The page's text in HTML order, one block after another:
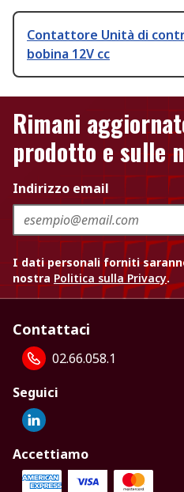
Contattore Unità di
bobina 12V cc
Rimani
prodotto e sulle
Indirizzo email
I dati personali forniti
nostra Politica sulla Privacy.
Contattaci
02.66.058.1
Seguici
Accettiamo